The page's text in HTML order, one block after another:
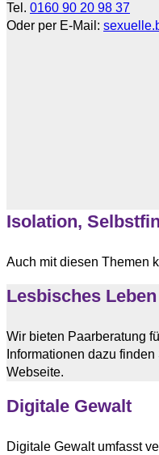
Tel. 0160 90 20 98 37
Oder per E-Mail:
Isolation,
Auch mit diesen Themen
Lesbisches Leben
Wir bieten Paarberatung
Informationen dazu finden
Webseite.
Digitale Gewalt
Digitale Gewalt umfasst